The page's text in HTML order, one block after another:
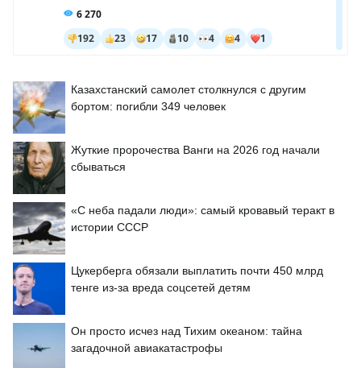
Казахстанский самолет столкнулся с другим
бортом: погибли 349 человек
Жуткие пророчества Ванги на 2026 год начали
сбываться
«С неба падали люди»: самый кровавый теракт в
истории СССР
Цукерберга обязали выплатить почти 450 млрд
тенге из-за вреда соцсетей детям
Он просто исчез над Тихим океаном: тайна
загадочной авиакатастрофы